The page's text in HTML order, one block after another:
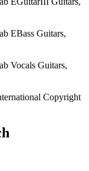
Copyright